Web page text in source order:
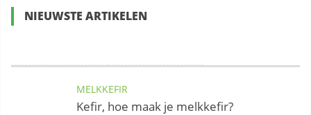
NIEUWSTE ARTIKELEN
MELKKEFIR
Kefir, hoe maak je melkkefir?